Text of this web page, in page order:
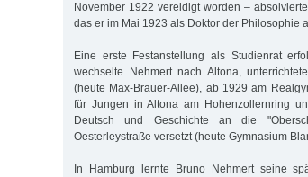
November 1922 vereidigt worden –
das er im Mai 1923 als Doktor der Philosophie
Eine erste Festanstellung als Studienrat
wechselte Nehmert nach Altona,
(heute Max-Brauer-Allee), ab 1929 am
für Jungen in Altona am Hohenzollernring
Deutsch und Geschichte an die
Oesterleystraße versetzt (heute Gymnasium
In Hamburg lernte Bruno Nehmert seine